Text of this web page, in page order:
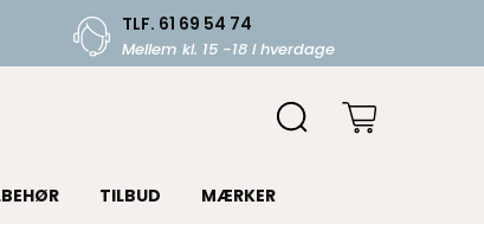
TLF. 61 69 54 74
Mellem kl. 15 -18 i hverdage
TILBUD MÆRKER